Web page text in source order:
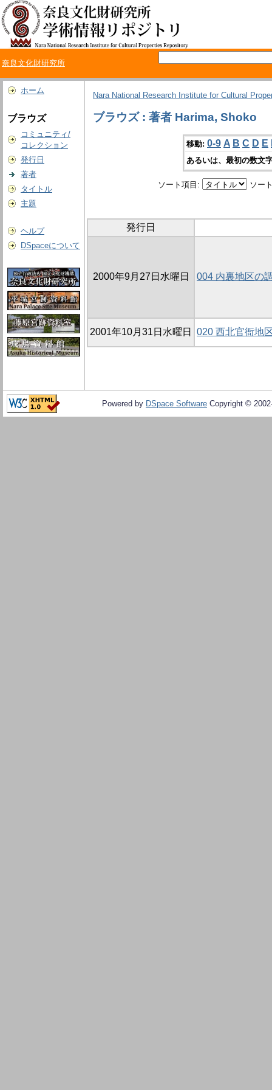
奈良文化財研究所
ホーム
ブラウズ
コミュニティ/
コレクション
発行日
著者
タイトル
主題
ヘルプ
DSpaceについて
Nara National Research Institute for Cultural
ブラウズ : 著者 Harima, Shoko
移動: 0-9 A B C D E
あるいは、最初の数文
ソート項目: ソー
発行日
2000年9月27日水曜日 004 内裏地区の
2001年10月31日水曜日 020 西北官衙地
Powered by DSpace Software Copyright ©